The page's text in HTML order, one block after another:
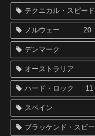
テクニカル・スピー
ノルウェー 20
デンマーク
オーストラリア
ハード・ロック 11
スペイン
ブラッケンド・スピ